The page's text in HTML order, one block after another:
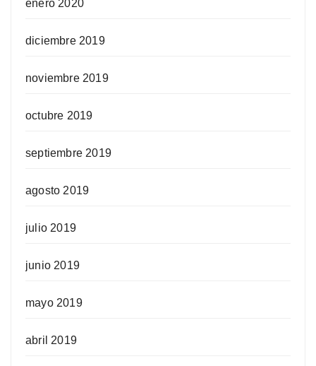
enero 2020
diciembre 2019
noviembre 2019
octubre 2019
septiembre 2019
agosto 2019
julio 2019
junio 2019
mayo 2019
abril 2019